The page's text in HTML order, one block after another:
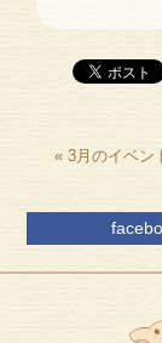
«3月のイベン